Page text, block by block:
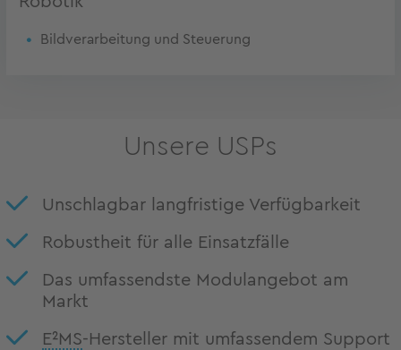
Bildverarbeitung und Steuerung
Unsere USPs
Unschlagbar langfristige Verfügbarkeit
Robustheit für alle Einsatzfälle
Das umfassendste Modulangebot am
Markt
E²MS-Hersteller mit umfassendem Support